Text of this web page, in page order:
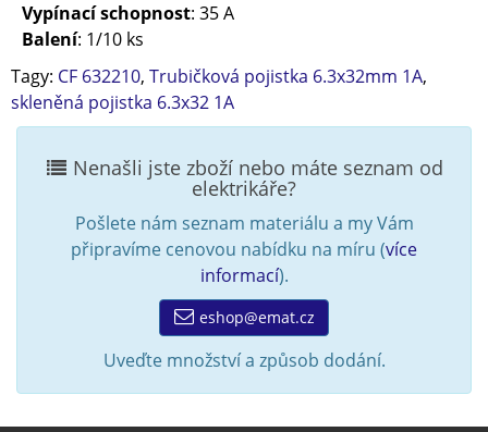
Vypínací schopnost: 35 A
Balení: 1/10 ks
Tagy: CF 632210, Trubičková pojistka 6.3x32mm 1A,
skleněná pojistka 6.3x32 1A
Nenašli jste zboží nebo máte seznam od
elektrikáře?
Pošlete nám seznam materiálu a my Vám
připravíme cenovou nabídku na míru (více
informací).
eshop@emat.cz
Uveďte množství a způsob dodání.